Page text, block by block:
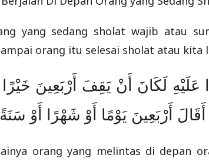
yang sedang sholat wajib atau
orang itu selesai sholat atau kita
عَلَيْهِ لَكَانَ أَنْ يَقِفَ أَرْبَعِينَ
أَرْبَعِينَ يَوْمًا أَوْ شَهْرًا أَوْ سَنَةً
orang yang melintas di depan